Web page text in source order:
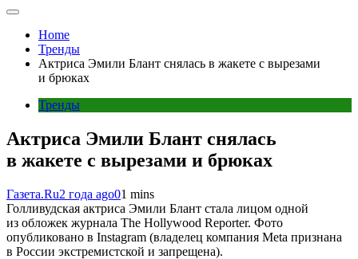
Home
Тренды
Актриса Эмили Блант снялась в жакете с вырезами
и брюках
Тренды
Актриса Эмили Блант снялась
в жакете с вырезами и брюках
Газета.Ru2 года ago01 mins
Голливудская актриса Эмили Блант стала лицом одной
из обложек журнала The Hollywood Reporter. Фото
опубликовано в Instagram (владелец компания Meta признана
в России экстремистской и запрещена).